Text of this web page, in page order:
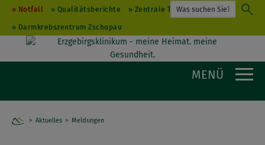
Notfall Qualitätsberichte Zentrale Terminvergabe
Darmkrebszentrum Zschopau
MENÜ
Home
Aktuelles Meldungen